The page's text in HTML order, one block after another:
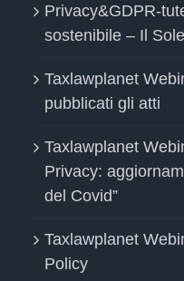
Privacy&GDPR-
sostenibile – Il
Taxlawplanet
pubblicati gli atti
Taxlawplanet
Privacy:
del Covid”
Taxlawplanet
Policy